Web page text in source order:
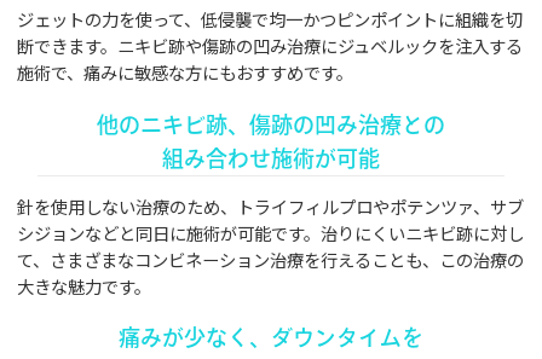
ジェットの力を使って、低侵襲で均一かつピンポイントに組織を切
断できます。ニキビ跡や傷跡の凹み治療にジュベルックを注入する
施術で、痛みに敏感な方にもおすすめです。
他のニキビ跡、傷跡の凹み治療との
組み合わせ施術が可能
針を使用しない治療のため、トライフィルプロやポテンツァ、サブ
シジョンなどと同日に施術が可能です。治りにくいニキビ跡に対し
て、さまざまなコンビネーション治療を行えることも、この治療の
大きな魅力です。
痛みが少なく、ダウンタイムを